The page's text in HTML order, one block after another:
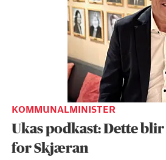
KOMMUNALMINISTER
Ukas podkast: Dette
for Skjæran